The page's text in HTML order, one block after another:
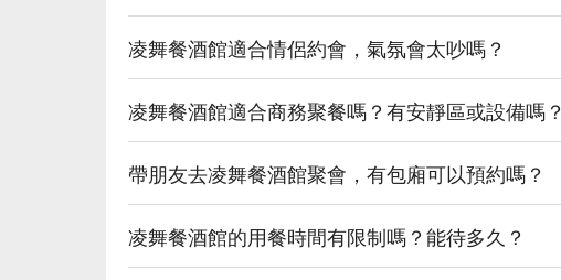
【梅乃宿柚子酒】清新柚香，甘甜可口
💡 未成年請勿飲酒；禁止酒駕
凌舞餐酒館適合情侶約會，氣氛會太吵嗎？
凌舞餐酒館適合商務聚餐嗎？有安靜區或設備嗎？
帶朋友去凌舞餐酒館聚會，有包廂可以預約嗎？
凌舞餐酒館的用餐時間有限制嗎？能待多久？